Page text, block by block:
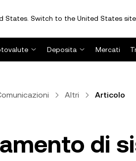
States. Switch to the United States
Deposita Mercati
Altri Articolo
di